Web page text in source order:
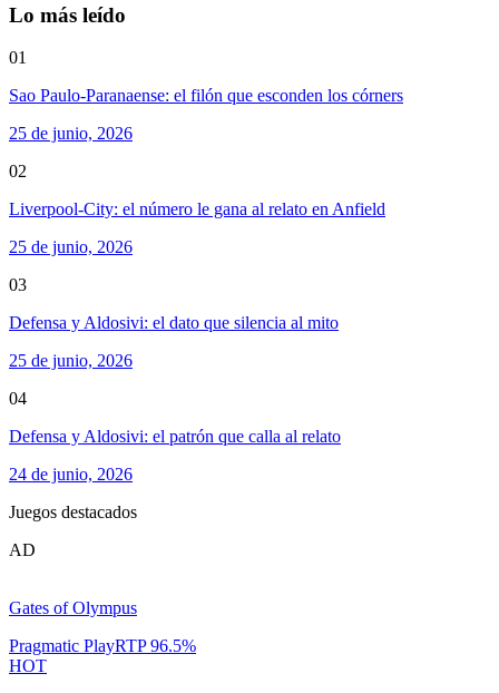
Lo más leído
01
Sao Paulo-Paranaense: el filón que esconden los córners
25 de junio, 2026
02
Liverpool-City: el número le gana al relato en Anfield
25 de junio, 2026
03
Defensa y Aldosivi: el dato que silencia al mito
25 de junio, 2026
04
Defensa y Aldosivi: el patrón que calla al relato
24 de junio, 2026
Juegos destacados
AD
Gates of Olympus
Pragmatic PlayRTP96.5%
HOT